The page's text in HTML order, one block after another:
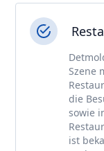
Szene
die
sowie
ist